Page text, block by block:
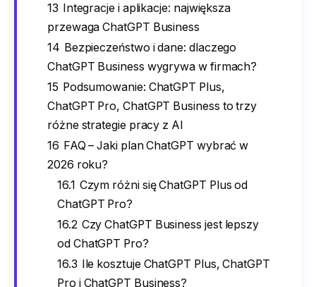
13 Integracje i aplikacje: największa
przewaga ChatGPT Business
14 Bezpieczeństwo i dane: dlaczego
ChatGPT Business wygrywa w firmach?
15 Podsumowanie: ChatGPT Plus,
ChatGPT Pro, ChatGPT Business to trzy
różne strategie pracy z AI
16 FAQ – Jaki plan ChatGPT wybrać w
2026 roku?
16.1 Czym różni się ChatGPT Plus od
ChatGPT Pro?
16.2 Czy ChatGPT Business jest lepszy
od ChatGPT Pro?
16.3 Ile kosztuje ChatGPT Plus, ChatGPT
Pro i ChatGPT Business?